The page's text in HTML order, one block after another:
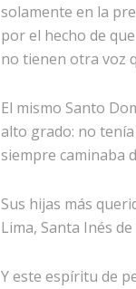
solamente en la
por el hecho de
no tienen otra voz
El mismo Santo
alto grado: no
siempre caminaba
Sus hijas más
Lima, Santa Inés
Y este espíritu de